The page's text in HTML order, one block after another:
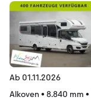
Ab 01.11.2026
Alkoven • 8.840 mm •